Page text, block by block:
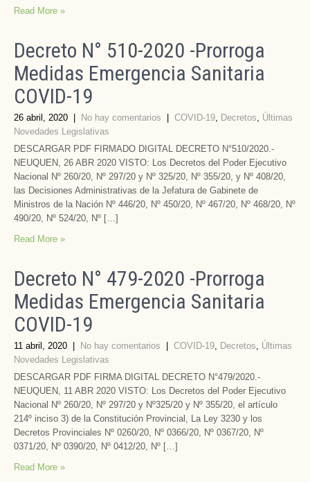
Read More »
Decreto N° 510-2020 -Prorroga
Medidas Emergencia Sanitaria
COVID-19
26 abril, 2020 No hay comentarios COVID-19, Decretos, Últimas
Novedades Legislativas
DESCARGAR PDF FIRMADO DIGITAL DECRETO N°510/2020.-
NEUQUEN, 26 ABR 2020 VISTO: Los Decretos del Poder Ejecutivo
Nacional Nº 260/20, Nº 297/20 y Nº 325/20, Nº 355/20, y Nº 408/20,
las Decisiones Administrativas de la Jefatura de Gabinete de
Ministros de la Nación Nº 446/20, Nº 450/20, Nº 467/20, Nº 468/20, Nº
490/20, Nº 524/20, Nº […]
Read More »
Decreto N° 479-2020 -Prorroga
Medidas Emergencia Sanitaria
COVID-19
11 abril, 2020 No hay comentarios COVID-19, Decretos, Últimas
Novedades Legislativas
DESCARGAR PDF FIRMA DIGITAL DECRETO N°479/2020.-
NEUQUEN, 11 ABR 2020 VISTO: Los Decretos del Poder Ejecutivo
Nacional Nº 260/20, Nº 297/20 y Nº325/20 y Nº 355/20, el artículo
214º inciso 3) de la Constitución Provincial, La Ley 3230 y los
Decretos Provinciales Nº 0260/20, Nº 0366/20, Nº 0367/20, Nº
0371/20, Nº 0390/20, Nº 0412/20, Nº […]
Read More »